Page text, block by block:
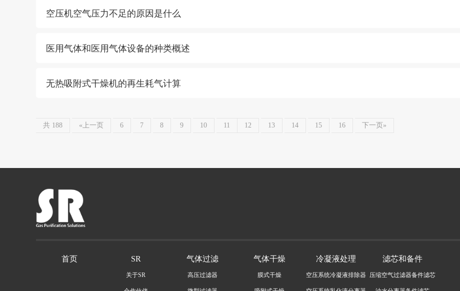
空压机空气压力不足的原因是什么
医用气体和医用气体设备的种类概述
无热吸附式干燥机的再生耗气计算
共 188 «上一页 6 7 8 9 10 11 12 13 14 15 16 下一页»
首页 SR
关于SR
气体过滤
高压过滤器
气体干燥
膜式干燥
冷凝液处理
空压系统冷凝液排除器
滤芯和备件
压缩空气过滤器备件滤芯